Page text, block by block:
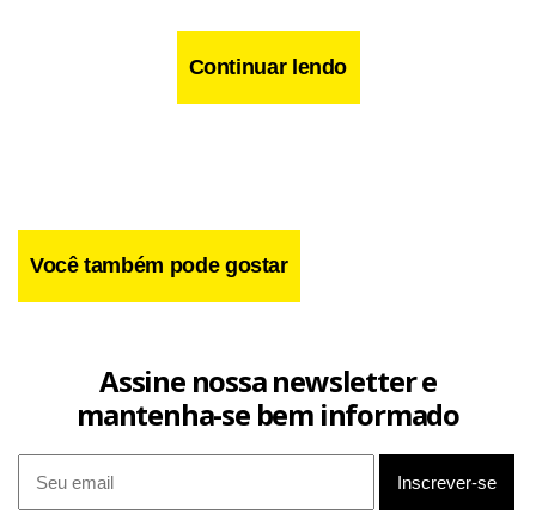
Especiais da PM do Rio) efetuaram a ação no domingo (21),
atacaram o agente estaria ferida na região. O sargento foi
Continuar lendo
Você também pode gostar
Assine nossa newsletter e
mantenha-se bem informado